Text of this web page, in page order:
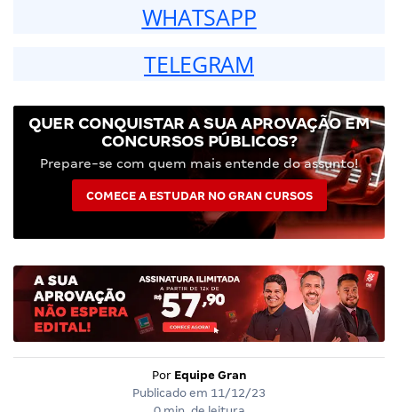
WHATSAPP
TELEGRAM
QUER CONQUISTAR A SUA APROVAÇÃO EM
CONCURSOS PÚBLICOS?
Prepare-se com quem mais entende do assunto!
COMECE A ESTUDAR NO GRAN CURSOS
Por Equipe Gran
Publicado em 11/12/23